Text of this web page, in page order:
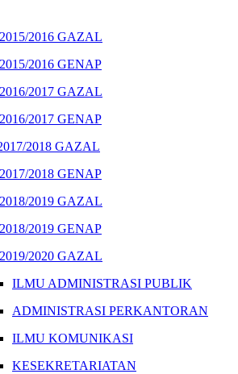
2016 GAZAL
2016 GENAP
2017 GAZAL
2017 GENAP
2018 GAZAL
2018 GENAP
2019 GAZAL
2019 GENAP
2020 GAZAL
ILMU ADMINISTRASI PUBLIK
ADMINISTRASI PERKANTORAN
ILMU KOMUNIKASI
KESEKRETARIATAN